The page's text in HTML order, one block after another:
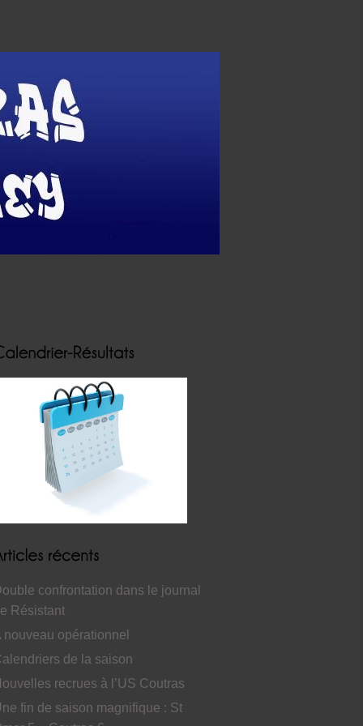
confrontation dans le journal
Le Résistant
nouveau opérationnel
de la saison
recrues à l’US Coutras
fin de saison magnifique : St